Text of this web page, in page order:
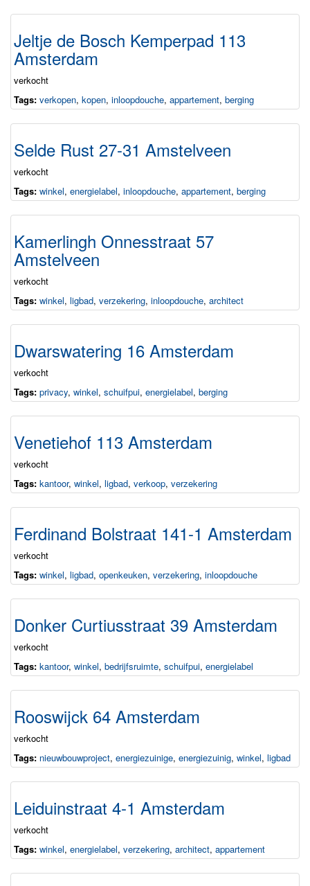
Jeltje de Bosch Kemperpad 113
Amsterdam
verkocht
Tags: verkopen, kopen, inloopdouche, appartement, berging
Selde Rust 27-31 Amstelveen
verkocht
Tags: winkel, energielabel, inloopdouche, appartement, berging
Kamerlingh Onnesstraat 57
Amstelveen
verkocht
Tags: winkel, ligbad, verzekering, inloopdouche, architect
Dwarswatering 16 Amsterdam
verkocht
Tags: privacy, winkel, schuifpui, energielabel, berging
Venetiehof 113 Amsterdam
verkocht
Tags: kantoor, winkel, ligbad, verkoop, verzekering
Ferdinand Bolstraat 141-1 Amsterdam
verkocht
Tags: winkel, ligbad, openkeuken, verzekering, inloopdouche
Donker Curtiusstraat 39 Amsterdam
verkocht
Tags: kantoor, winkel, bedrijfsruimte, schuifpui, energielabel
Rooswijck 64 Amsterdam
verkocht
Tags: nieuwbouwproject, energiezuinige, energiezuinig, winkel, ligbad
Leiduinstraat 4-1 Amsterdam
verkocht
Tags: winkel, energielabel, verzekering, architect, appartement